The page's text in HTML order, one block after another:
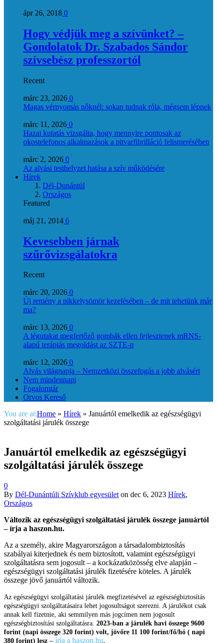
ápr 26, 2018 0
Hogy védjük meg a szívünket? –
Gondolatok Dr. Szabados Sándor
szívsebész professzortól
Recent
márc 23, 2026 0
Magas vérnyomás nőknél: sokan tudnak róla, mégsem lépnek
márc 11, 2026 0
Hazai kutatás vizsgálta, hogy mennyire pontosak az
okostelefonos alkalmazások a pitvarfibrilláció felismerésében
márc 2, 2026 0
Az alvási testhelyzet hatása a szív működésére
Hírek
Dél-Dunántúl
Országos
Featured
máj 21, 2014 6
Kevesebben járnak
szűrővizsgálatokra
Recent
márc 20, 2026 0
Új remény a pikkelysömör kezelésében – de mit tehetünk már
ma?
márc 13, 2026 0
A légutakat megfertőző gombák ellen fejlesztenek mRNS-
alapú terápiás megoldást az SZTE-n
márc 12, 2026 0
Alvás világnapja – Nemzetközi összefogás a jobb alvásért
Nem mindennapi
Fogalomtár
Orvos Kereső
You are at:Home » Hírek » Januártól emelkedik az egészségügyi
szolgáltatási járulék összege
Januártól emelkedik az egészségügyi
szolgáltatási járulék összege
0
By Dél-Dunántúli Szívklub egyesület on dec 6, 2023 Hírek,
Országos
Változik az egészségügyi szolgáltatási járulék összege januártól
– írja a haszon.hu.
Az a személy, akire Magyarországon a társadalombiztosítás
szabályai kiterjednek és nem biztosított, valamint egészségügyi
szolgáltatásra sem jogosult – a kockázatközösség elve alapján –
egészségügyi szolgáltatási járulék fizetésére köteles. A járulék
összege jövő januártól változik.
Az egészségügyi szolgáltatási járulék megfizetésével az egészségbiztosítás
egészségügyi szolgáltatásaira lehet jogosultságot szerezni. A járulékot csak
annak kell fizetnie, aki semmilyen más jogcímen nem jogosult
egészségbiztosítási szolgáltatásra. 2023-ban a járulék havi összege 9600
forint (napi összege 320 forint) volt, jövőre 11 100 forint/fő/hó ( napi
380 forint) lesz – írja a haszon.hu.